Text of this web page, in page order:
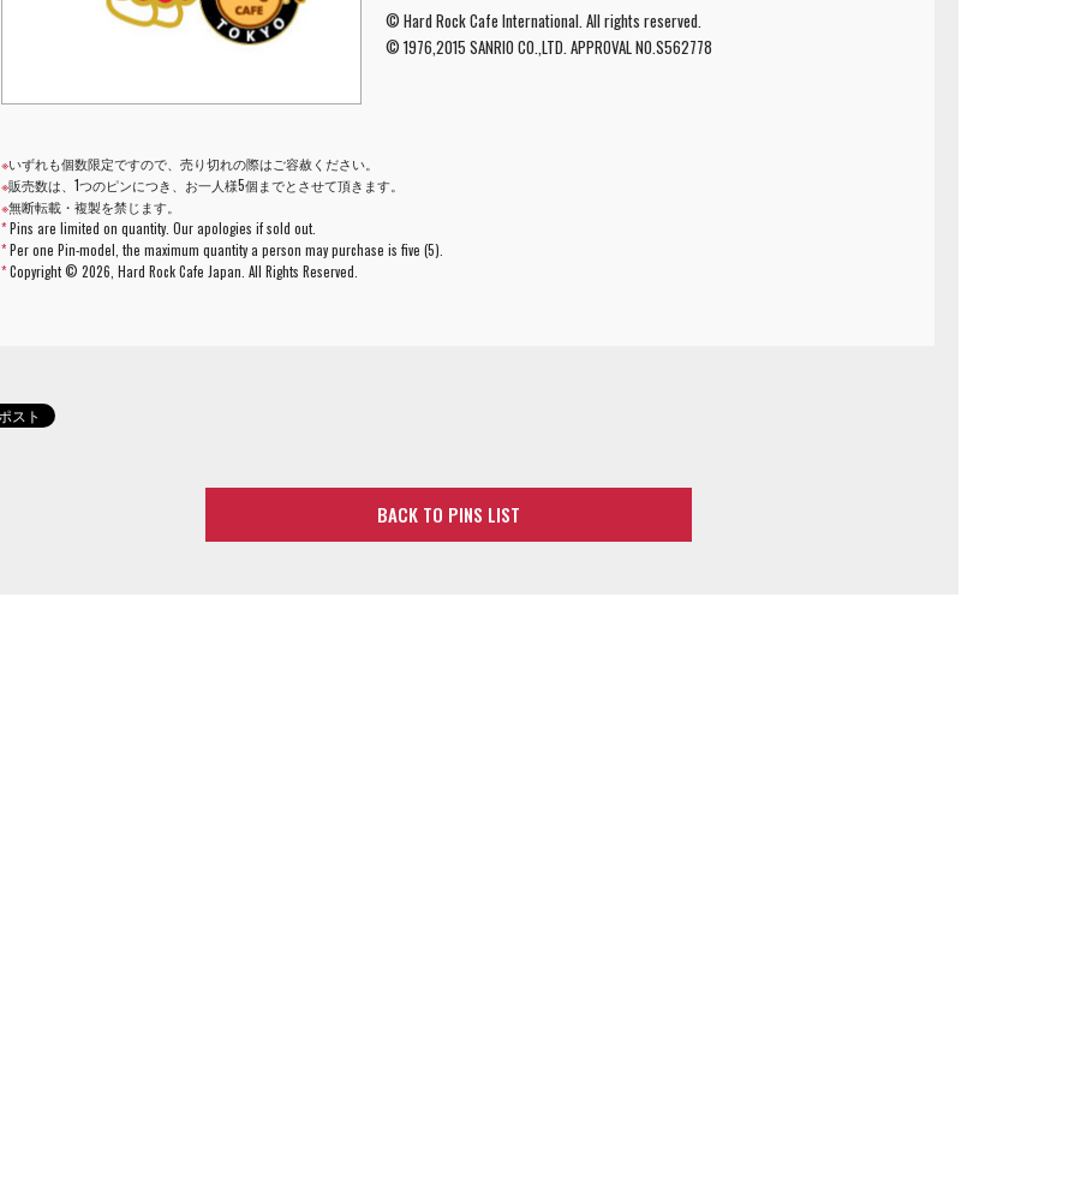
© Hard Rock Cafe International. All rights reserved.
© 1976,2015 SANRIO CO.,LTD. APPROVAL NO.S562778
※いずれも個数限定ですので、売り切れの際はご容赦ください。
※販売数は、1つのピンにつき、お一人様5個までとさせて頂きます。
※無断転載・複製を禁じます。
*Pins are limited on quantity. Our apologies if sold out.
*Per one Pin-model, the maximum quantity a person may purchase is five (5).
*Copyright ©2026, Hard Rock Cafe Japan. All Rights Reserved.
BACK TO PINS LIST